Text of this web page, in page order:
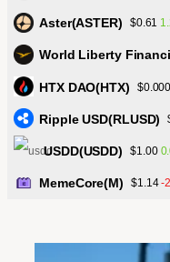
Aster(ASTER) $0.61
World Liberty
HTX DAO(HTX)
Ripple USD(RLUSD)
USDD(USDD) $1.00
MemeCore(M) $1.14 -